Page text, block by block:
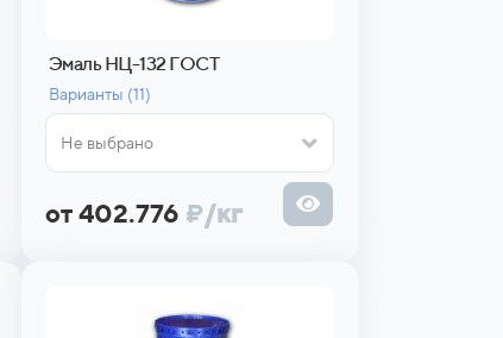
Эмаль НЦ-132 ГОСТ
Варианты (11)
Не выбрано
от 402.776 ₽/кг